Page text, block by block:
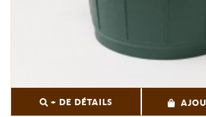
+ DE DÉTAILS